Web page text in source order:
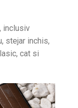
inclusiv
stejar inchis,
cat si